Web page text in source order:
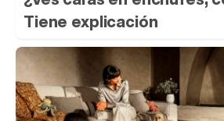
Tiene explicación